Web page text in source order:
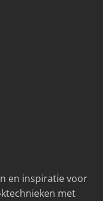
en inspiratie voor
met